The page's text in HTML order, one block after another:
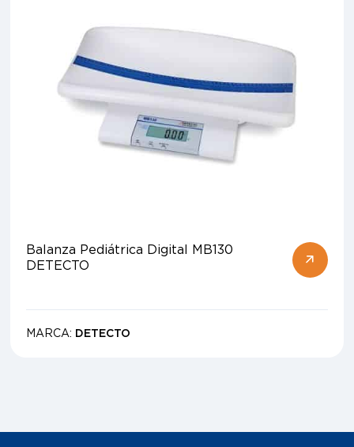
Balanza Pediátrica Digital MB130
DETECTO
MARCA: DETECTO